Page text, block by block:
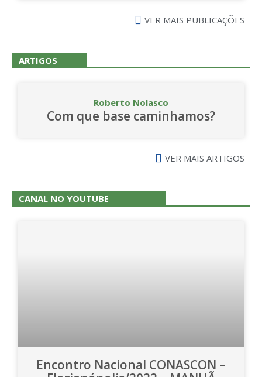
VER MAIS PUBLICAÇÕES
ARTIGOS
Roberto Nolasco
Com que base caminhamos?
VER MAIS ARTIGOS
CANAL NO YOUTUBE
Encontro Nacional CONASCON –